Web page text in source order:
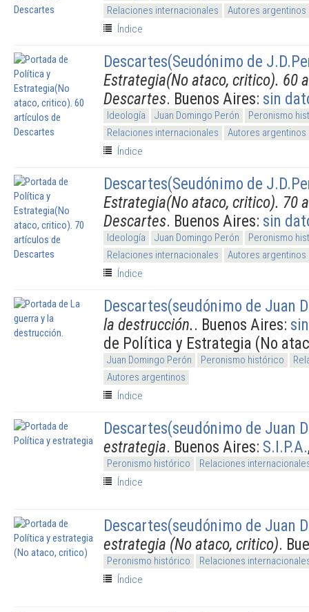
Relaciones internacionales
Autores argentinos
Índice
Descartes(Seudónimo de
Estrategia(No ataco, critico). 60
Descartes. Buenos Aires: sin
Ideología Juan Domingo Perón
Peronismo
Relaciones internacionales
Autores argentinos
Índice
Descartes(Seudónimo de
Estrategia(No ataco, critico). 70
Descartes. Buenos Aires: sin
Ideología Juan Domingo Perón
Peronismo
Relaciones internacionales
Autores argentinos
Índice
Descartes(seudónimo de Juan
la destrucción.. Buenos Aires:
de Política y Estrategia (No
Juan Domingo Perón Peronismo histórico
Autores argentinos
Índice
Descartes(seudónimo de Juan
estrategia. Buenos Aires: S.I.P.A.
Peronismo histórico
Relaciones
Índice
Descartes(seudónimo de Juan
estrategia (No ataco, critico).
Peronismo histórico
Relaciones
Índice